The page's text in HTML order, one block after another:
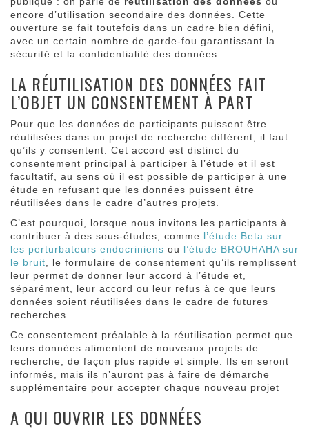
encore d’utilisation secondaire des données. Cette
ouverture se fait toutefois dans un cadre bien défini,
avec un certain nombre de garde-fou garantissant la
sécurité et la confidentialité des données.
LA RÉUTILISATION DES DONNÉES FAIT
L’OBJET UN CONSENTEMENT À PART
Pour que les données de participants puissent être
réutilisées dans un projet de recherche différent, il faut
qu’ils y consentent. Cet accord est distinct du
consentement principal à participer à l’étude et il est
facultatif, au sens où il est possible de participer à une
étude en refusant que les données puissent être
réutilisées dans le cadre d’autres projets.
C’est pourquoi, lorsque nous invitons les participants à
contribuer à des sous-études, comme l’étude Beta sur
les perturbateurs endocriniens ou l’étude BROUHAHA sur
le bruit, le formulaire de consentement qu’ils remplissent
leur permet de donner leur accord à l’étude et,
séparément, leur accord ou leur refus à ce que leurs
données soient réutilisées dans le cadre de futures
recherches.
Ce consentement préalable à la réutilisation permet que
leurs données alimentent de nouveaux projets de
recherche, de façon plus rapide et simple. Ils en seront
informés, mais ils n’auront pas à faire de démarche
supplémentaire pour accepter chaque nouveau projet
A QUI OUVRIR LES DONNÉES